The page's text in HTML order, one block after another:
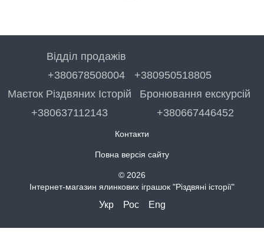
Відділ продажів
+380678508004
+380950518805
Маєток Різдвяних Історій
+380637112143
Бронювання екскурсій
+380667446452
Контакти
Повна версія сайту
© 2026
Інтернет-магазин ялинкових іграшок "Різдвяні історії"
Укр Рос Eng